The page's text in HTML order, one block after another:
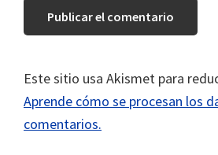
Este sitio usa Akismet para
Aprende cómo se procesan los
comentarios.